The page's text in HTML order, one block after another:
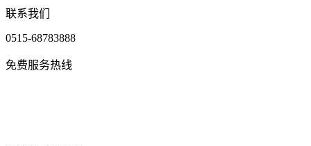
联系我们
0515-68783888
免费服务热线